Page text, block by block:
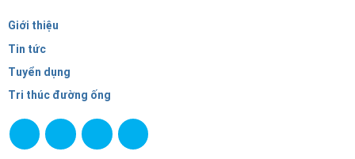
Giới thiệu
Tin tức
Tuyển dụng
Tri thúc đường ống